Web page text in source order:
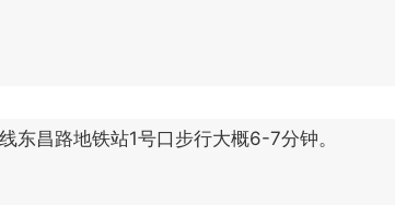
昌路地铁站1号口步行大概6-7分钟。